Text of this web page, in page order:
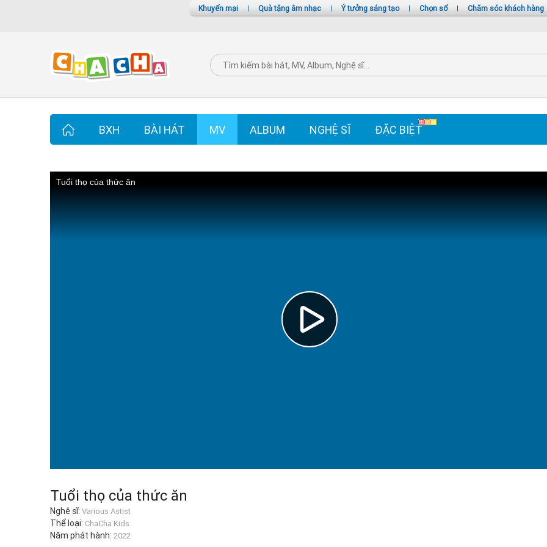
Khuyến mại | Quà tặng âm nhạc | Ý tưởng sáng tạo | Chọn số | Chăm sóc khách hàng
BXH BÀI HÁT MV ALBUM NGHỆ SĨ ĐẶC BIỆT
Tuổi thọ của thức ăn
Tuổi thọ của thức ăn
Nghệ sĩ: Various Astist
Thể loại: ChaCha Kids
Năm phát hành: 2022